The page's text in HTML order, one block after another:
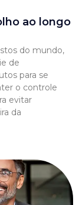
ao longo
do mundo,
de
para se
o controle
evitar
da